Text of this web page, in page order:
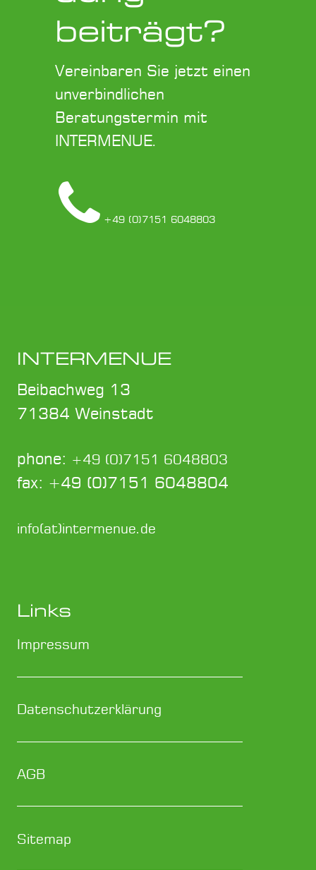
beiträgt?
Vereinbaren Sie jetzt einen
unverbindlichen
Beratungstermin mit
INTERMENUE.
+49 (0)7151 6048803
INTERMENUE
Beibachweg 13
71384 Weinstadt
phone: +49 (0)7151 6048803
fax: +49 (0)7151 6048804
info(at)intermenue.de
Links
Impressum
Datenschutzerklärung
AGB
Sitemap